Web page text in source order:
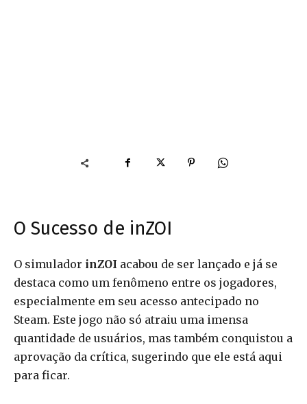
O Sucesso de inZOI
O simulador inZOI acabou de ser lançado e já se
destaca como um fenômeno entre os jogadores,
especialmente em seu acesso antecipado no
Steam. Este jogo não só atraiu uma imensa
quantidade de usuários, mas também conquistou a
aprovação da crítica, sugerindo que ele está aqui
para ficar.